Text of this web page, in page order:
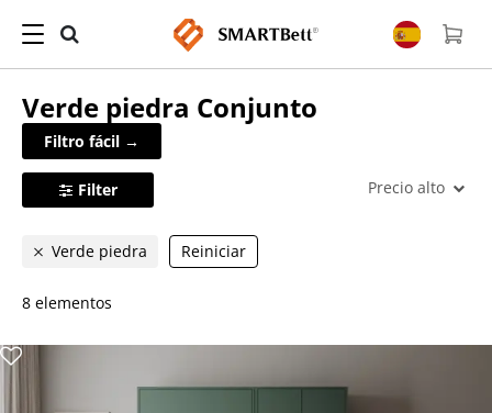
Verde piedra Conjunto
Filtro fácil →
Filter Precio alto
Verde piedra Reiniciar
8 elementos